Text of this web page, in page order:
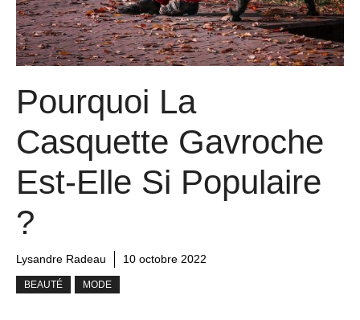
Pourquoi La
Casquette Gavroche
Est-Elle Si Populaire
?
Lysandre Radeau 10 octobre 2022
BEAUTÉ MODE